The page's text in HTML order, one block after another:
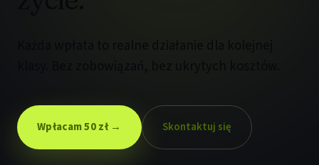
Wpłacam 50 zł → Skontaktuj się